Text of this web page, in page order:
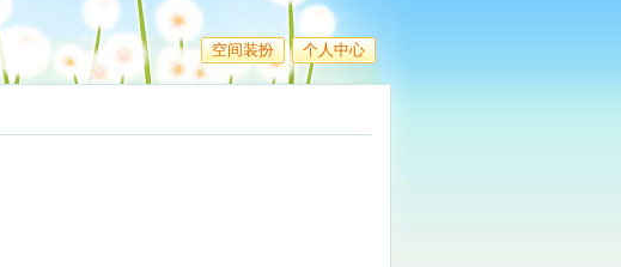
空间装扮 个人中心